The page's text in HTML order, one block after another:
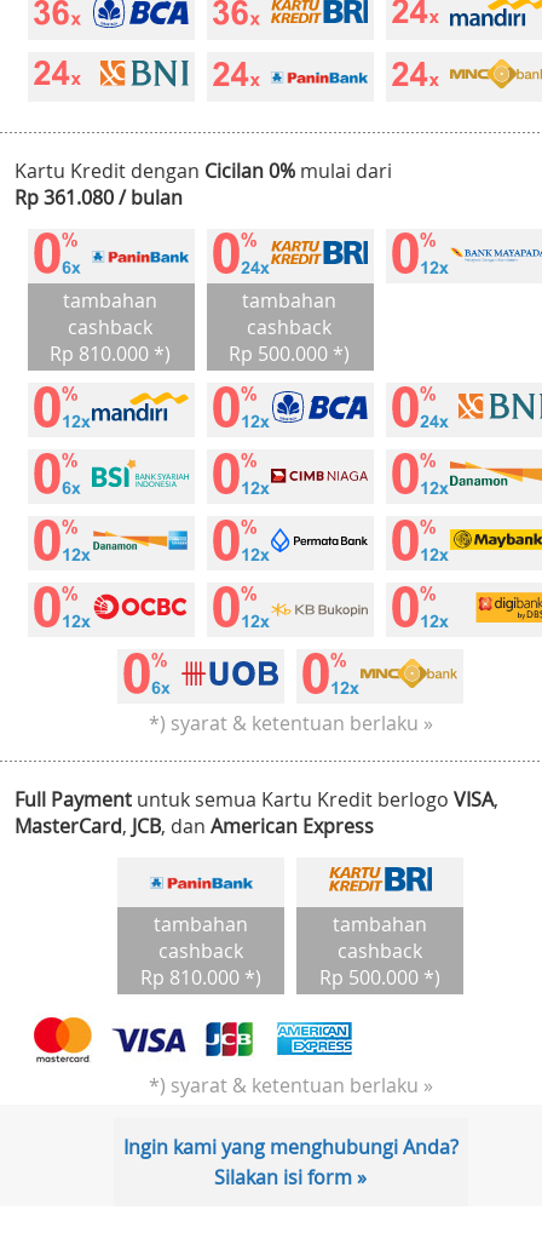
Kartu Kredit dengan Cicilan 0% mulai dari
Rp 361.080 / bulan
tambahan
cashback
Rp 810.000 *)
tambahan
cashback
Rp 500.000 *)
*) syarat & ketentuan berlaku »
Full Payment untuk semua Kartu Kredit berlogo VISA,
MasterCard, JCB, dan American Express
tambahan
cashback
Rp 810.000 *)
tambahan
cashback
Rp 500.000 *)
*) syarat & ketentuan berlaku »
Ingin kami yang menghubungi Anda?
Silakan isi form »